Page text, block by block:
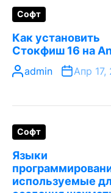
Софт
Как установить
Стокфиш 16 на
admin Апр 17,
Софт
Языки
используемые